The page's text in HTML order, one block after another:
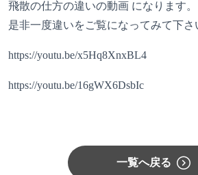
飛散の仕方の違いの動画 になります。
是非一度違いをご覧になってみて下さ
https://youtu.be/x5Hq8XnxBL4
https://youtu.be/16gWX6DsbIc
一覧へ戻る